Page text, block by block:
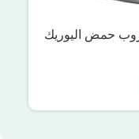
حمض اليوريك